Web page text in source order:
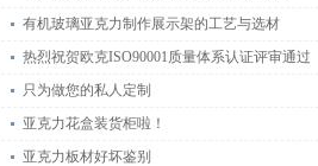
有机玻璃亚克力制作展示架的工艺与选材
热烈祝贺欧克ISO90001质量体系认证评审通过
只为做您的私人定制
亚克力花盒装货柜啦！
亚克力板材好坏鉴别